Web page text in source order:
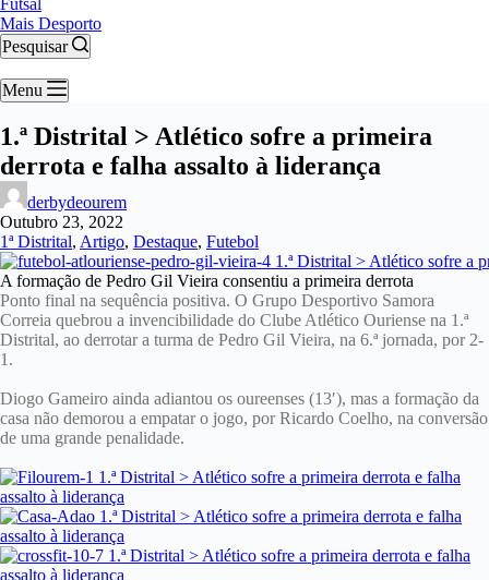
Futsal
Mais Desporto
Pesquisar
Menu
1.ª Distrital > Atlético sofre a primeira
derrota e falha assalto à liderança
derbydeourem
Outubro 23, 2022
1ª Distrital, Artigo, Destaque, Futebol
A formação de Pedro Gil Vieira consentiu a primeira derrota
Ponto final na sequência positiva. O Grupo Desportivo Samora
Correia quebrou a invencibilidade do Clube Atlético Ouriense na 1.ª
Distrital, ao derrotar a turma de Pedro Gil Vieira, na 6.ª jornada, por 2-
1.
Diogo Gameiro ainda adiantou os oureenses (13′), mas a formação da
casa não demorou a empatar o jogo, por Ricardo Coelho, na conversão
de uma grande penalidade.